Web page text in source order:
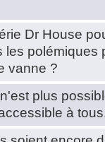
Dr House
polémiques
vanne ?
plus
à